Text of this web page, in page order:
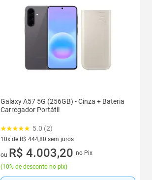
Galaxy A57 5G (256GB) - Cinza + Bateria
Carregador Portátil
5.0 (2)
10x de R$ 444,80 sem juros
10 vez de R$ 444,80 sem juros
ou R$ 4.003,20 no Pix
(10% de desconto no pix)